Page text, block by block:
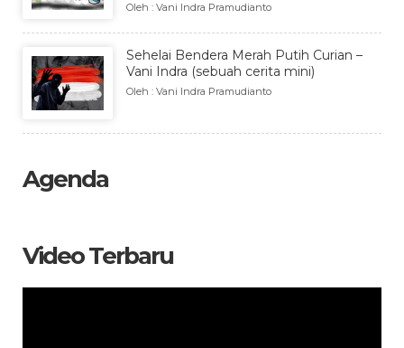
Oleh : Vani Indra Pramudianto
Sehelai Bendera Merah Putih Curian –
Vani Indra (sebuah cerita mini)
Oleh : Vani Indra Pramudianto
Agenda
Video Terbaru